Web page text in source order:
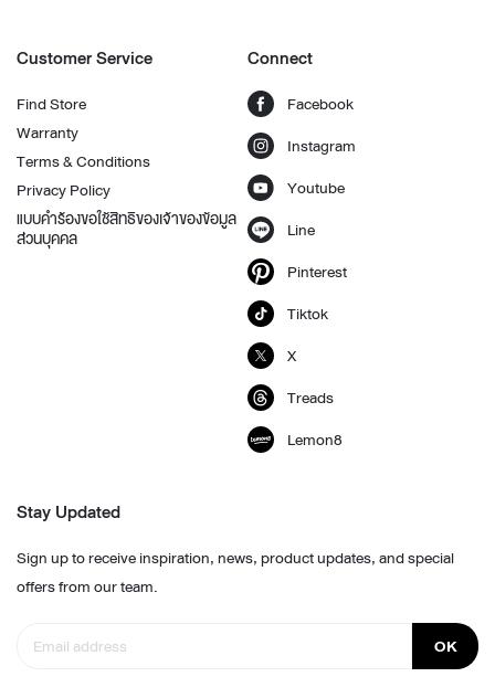
Customer Service
Find Store
Warranty
Terms & Conditions
Privacy Policy
แบบคำร้องขอใช้สิทธิของเจ้าของข้อมูล
ส่วนบุคคล
Connect
Facebook
Instagram
Youtube
Line
Pinterest
Tiktok
X
Treads
Lemon8
Stay Updated
Sign up to receive inspiration, news, product updates, and special
offers from our team.
OK